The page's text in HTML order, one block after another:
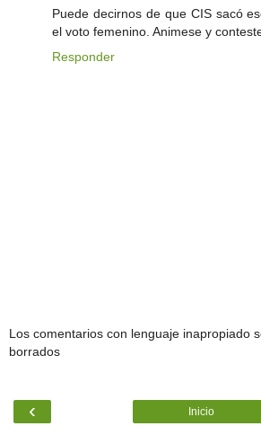
Puede decirnos de que CIS sacó
el voto femenino. Animese y
Responder
Los comentarios con lenguaje inapropiado
borrados
‹ Inicio